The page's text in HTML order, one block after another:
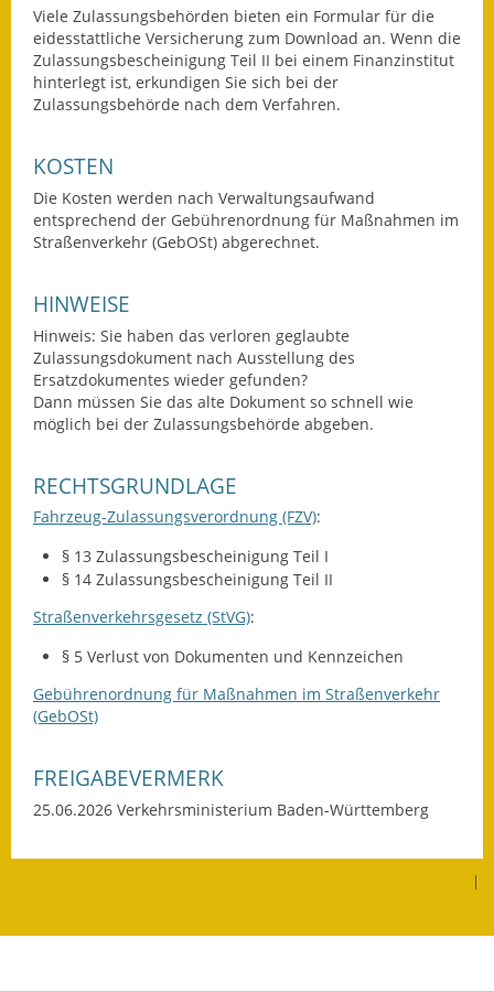
Wahlen
Was erledige ich wo?
Baugebiete & Bauplätze
Bebauungspläne
Bodenrichtwerte
Flächennutzungsplan
Gutachterausschuss
Landessanierungsprogramm
Mietspiegel
Rückstausicherung von
Gebäuden
Bürgerhaus
Grundschule &
Viele Zulassungsbehörden bieten ein Formular für die
eidesstattliche Versicherung zum Download an. Wenn die
Zulassungsbescheinigung Teil II bei einem Finanzinstitut
hinterlegt ist, erkundigen Sie sich bei der
Zulassungsbehörde nach dem Verfahren.
KOSTEN
Die Kosten werden nach Verwaltungsaufwand
entsprechend der Gebührenordnung für Maßnahmen im
Straßenverkehr (GebOSt) abgerechnet.
HINWEISE
Hinweis: Sie haben das verloren geglaubte
Zulassungsdokument nach Ausstellung des
Ersatzdokumentes wieder gefunden?
Dann müssen Sie das alte Dokument so schnell wie
möglich bei der Zulassungsbehörde abgeben.
RECHTSGRUNDLAGE
Fahrzeug-Zulassungsverordnung (FZV):
§ 13 Zulassungsbescheinigung Teil I
§ 14 Zulassungsbescheinigung Teil II
Straßenverkehrsgesetz (StVG):
§ 5 Verlust von Dokumenten und Kennzeichen
Gebührenordnung für Maßnahmen im Straßenverkehr
(GebOSt)
FREIGABEVERMERK
25.06.2026 Verkehrsministerium Baden-Württemberg
|